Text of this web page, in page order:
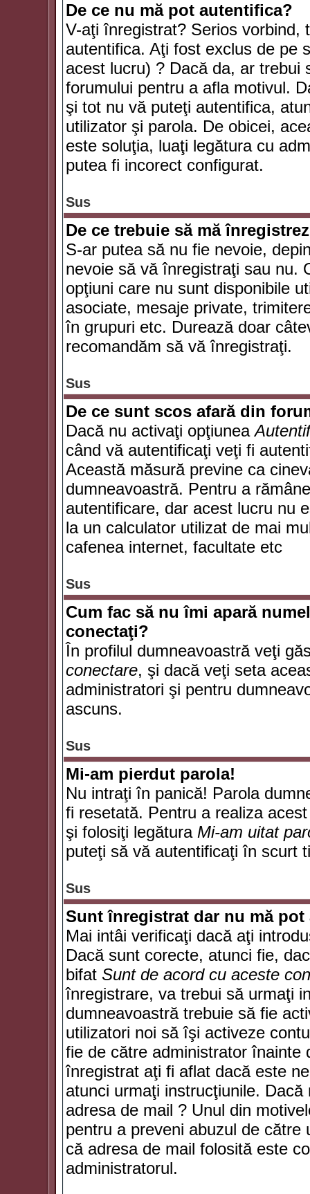
De ce nu mă pot autentifica?
V-aţi înregistrat? Serios vorbind,
autentifica. Aţi fost exclus de pe
acest lucru) ? Dacă da, ar trebui
forumului pentru a afla motivul.
şi tot nu vă puteţi autentifica,
utilizator şi parola. De obicei,
este soluţia, luaţi legătura cu
putea fi incorect configurat.
Sus
De ce trebuie să mă
S-ar putea să nu fie nevoie,
nevoie să vă înregistraţi sau nu.
opţiuni care nu sunt disponibile
asociate, mesaje private,
în grupuri etc. Durează doar
recomandăm să vă înregistraţi.
Sus
De ce sunt scos afară din
Dacă nu activaţi opţiunea
când vă autentificaţi veţi fi
Această măsură previne ca
dumneavoastră. Pentru a
autentificare, dar acest lucru nu
la un calculator utilizat de mai
cafenea internet, facultate etc
Sus
Cum fac să nu îmi apară
conectaţi?
În profilul dumneavoastră veţi
conectare, şi dacă veţi seta
administratori şi pentru
ascuns.
Sus
Mi-am pierdut parola!
Nu intraţi în panică! Parola
fi resetată. Pentru a realiza
şi folosiţi legătura Mi-am uitat
puteţi să vă autentificaţi în scurt
Sus
Sunt înregistrat dar nu mă
Mai intâi verificaţi dacă aţi
Dacă sunt corecte, atunci fie,
bifat Sunt de acord cu aceste
înregistrare, va trebui să urmaţi
dumneavoastră trebuie să fie
utilizatori noi să îşi activeze
fie de către administrator înainte
înregistrat aţi fi aflat dacă este
atunci urmaţi instrucţiunile.
adresa de mail ? Unul din
pentru a preveni abuzul de către
că adresa de mail folosită este
administratorul.